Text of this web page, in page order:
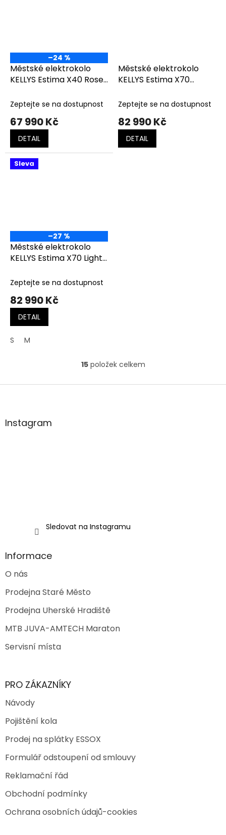
–24 %
Městské elektrokolo
KELLYS Estima X40 Rose
Zeptejte se na dostupnost
67 990 Kč
DETAIL
Městské elektrokolo
KELLYS Estima X70
Zeptejte se na dostupnost
82 990 Kč
DETAIL
Sleva
–27 %
Městské elektrokolo
KELLYS Estima X70 Light
Zeptejte se na dostupnost
82 990 Kč
DETAIL
S M
O
l
i
s
15položek celkem
Z
aInstagram
Sledovat na Instagramu
Informace
O nás
Prodejna Staré Město
Prodejna Uherské Hradiště
MTB JUVA-AMTECH Maraton
Servisní místa
PRO ZÁKAZNÍKY
Návody
Pojištění kola
Prodej na splátky ESSOX
Formulář odstoupení od smlouvy
Reklamační řád
Obchodní podmínky
Ochrana osobních údajů-cookies